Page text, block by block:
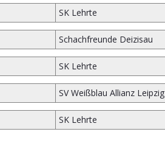
SK Lehrte
Schachfreunde Deizisau
SK Lehrte
SV Weißblau Allianz Leipzig
SK Lehrte